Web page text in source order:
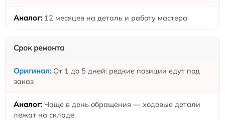
12 месяцев на деталь и работу мастера
Срок ремонта
От 1 до 5 дней: редкие позиции едут под
заказ
Чаще в день обращения — ходовые детали
лежат на складе